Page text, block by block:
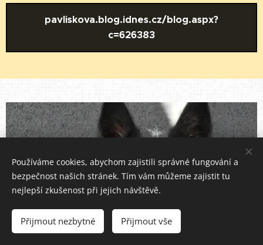
pavliskova.blog.idnes.cz/blog.aspx?
c=626383
Používáme cookies, abychom zajistili správné fungování a
bezpečnost našich stránek. Tím vám můžeme zajistit tu
nejlepší zkušenost při jejich návštěvě.
Přijmout nezbytné Přijmout vše